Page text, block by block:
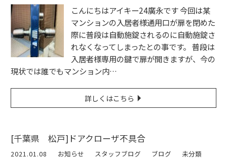
こんにちはアイキー24廣永です 今回は某
マンションの入居者様通用口が扉を閉めた
際に普段は自動施錠されるのに自動施錠さ
れなくなってしまったとの事です。 普段は
入居者様専用の鍵で扉が開きますが、今の
現状では誰でもマンション内…
詳しくはこちら
[千葉県 松戸]ドアクローザ不具合
2021.01.08 お知らせ スタッフブログ ブログ 未分類